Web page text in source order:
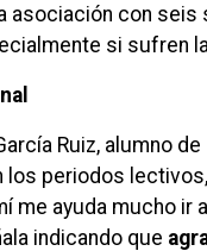
asociación con seis
si sufren
Ruiz, alumno
los periodos
me ayuda mucho
indicando que